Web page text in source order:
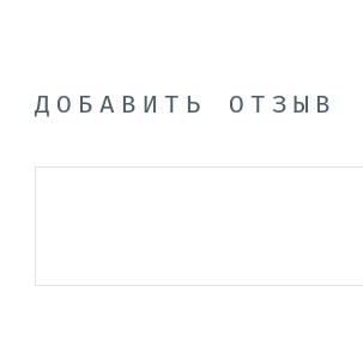
ДОБАВИТЬ ОТЗЫВ